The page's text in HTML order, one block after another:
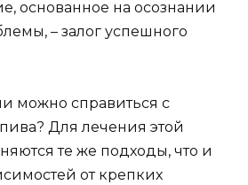
основанное на осознании
– залог успешного
можно справиться с
Для лечения этой
те же подходы, что и
от крепких